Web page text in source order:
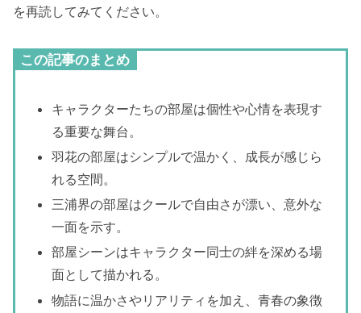
を再読してみてください。
この記事のまとめ
キャラクターたちの部屋は個性や心情を表現す
る重要な舞台。
羽花の部屋はシンプルで温かく、成長が感じら
れる空間。
三浦界の部屋はクールで自由さが漂い、意外な
一面を示す。
部屋シーンはキャラクター同士の絆を深める場
面として描かれる。
物語に温かさやリアリティを加え、青春の象徴